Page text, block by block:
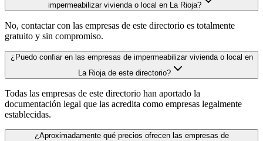
impermeabilizar vivienda o local en La Rioja?
No, contactar con las empresas de este directorio es totalmente
gratuito y sin compromiso.
¿Puedo confiar en las empresas de impermeabilizar vivienda o local en
La Rioja de este directorio?
Todas las empresas de este directorio han aportado la
documentación legal que las acredita como empresas legalmente
establecidas.
¿Aproximadamente qué precios ofrecen las empresas de